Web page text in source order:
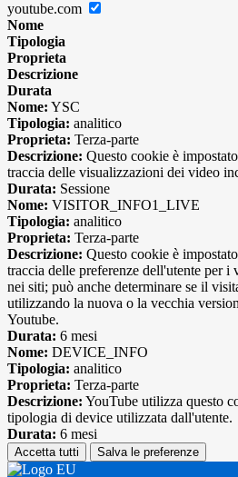
youtube.com
Nome
Tipologia
Proprieta
Descrizione
Durata
Nome: YSC
Tipologia: analitico
Proprieta: Terza-parte
Descrizione: Questo cookie è
traccia delle visualizzazioni dei video
Durata: Sessione
Nome: VISITOR_INFO1_LIVE
Tipologia: analitico
Proprieta: Terza-parte
Descrizione: Questo cookie è
traccia delle preferenze dell'utente per
nei siti; può anche determinare se il
utilizzando la nuova o la vecchia
Youtube.
Durata: 6 mesi
Nome: DEVICE_INFO
Tipologia: analitico
Proprieta: Terza-parte
Descrizione: YouTube utilizza questo
tipologia di device utilizzata dall'utente.
Durata: 6 mesi
Accetta tutti Salva le preferenze